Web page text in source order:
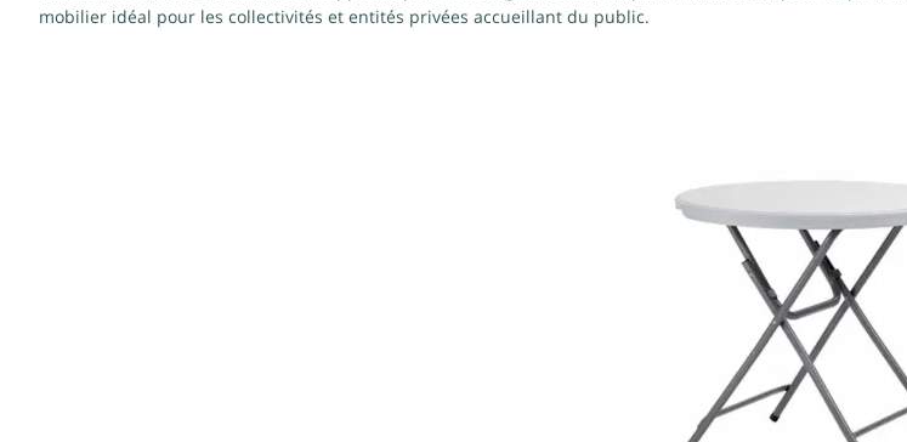
mobilier idéal pour les collectivités et entités privées accueillant du public.